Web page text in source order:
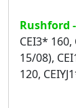
Rushford
CEI3*
15/08),
120,